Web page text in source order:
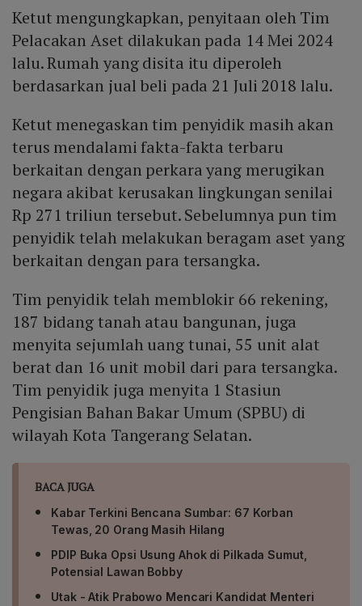
Ketut mengungkapkan, penyitaan oleh Tim
Pelacakan Aset dilakukan pada 14 Mei 2024
lalu. Rumah yang disita itu diperoleh
berdasarkan jual beli pada 21 Juli 2018 lalu.
Ketut menegaskan tim penyidik masih akan
terus mendalami fakta-fakta terbaru
berkaitan dengan perkara yang merugikan
negara akibat kerusakan lingkungan senilai
Rp 271 triliun tersebut. Sebelumnya pun tim
penyidik telah melakukan beragam aset yang
berkaitan dengan para tersangka.
Tim penyidik telah memblokir 66 rekening,
187 bidang tanah atau bangunan, juga
menyita sejumlah uang tunai, 55 unit alat
berat dan 16 unit mobil dari para tersangka.
Tim penyidik juga menyita 1 Stasiun
Pengisian Bahan Bakar Umum (SPBU) di
wilayah Kota Tangerang Selatan.
BACA JUGA
Kabar Terkini Bencana Sumbar: 67 Korban
Tewas, 20 Orang Masih Hilang
PDIP Buka Opsi Usung Ahok di Pilkada Sumut,
Potensial Lawan Bobby
Utak - Atik Prabowo Mencari Kandidat Menteri